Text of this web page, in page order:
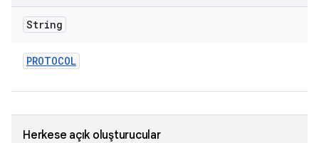
String
PROTOCOL
Herkese açık oluşturucular